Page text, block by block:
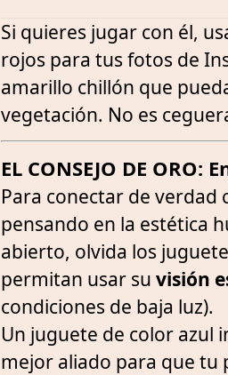
Si quieres jugar con él,
rojos para tus fotos de
amarillo chillón que
vegetación. No es
EL CONSEJO DE
Para conectar de
pensando en la estética
abierto, olvida los
permitan usar su visión
condiciones de baja luz).
Un juguete de color azul
mejor aliado para que tu